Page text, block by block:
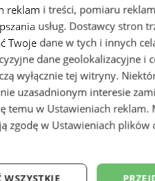
nad Bałtykiem w
Morze
reklam i treści, pomiaru
usług. Dostawcy stron
Twoje dane w tych i innych
dane geolokalizacyjne i
wyłącznie tej witryny.
uzasadnionym interesie
temu w Ustawieniach reklam.
zgodę w Ustawieniach plików
WSZYSTKIE